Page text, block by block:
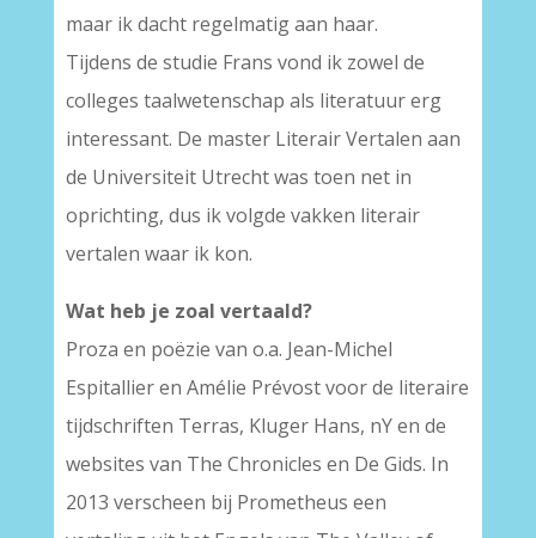
maar ik dacht regelmatig aan haar.
Tijdens de studie Frans vond ik zowel de
colleges taalwetenschap als literatuur erg
interessant. De master Literair Vertalen aan
de Universiteit Utrecht was toen net in
oprichting, dus ik volgde vakken literair
vertalen waar ik kon.
Wat heb je zoal vertaald?
Proza en poëzie van o.a. Jean-Michel
Espitallier en Amélie Prévost voor de literaire
tijdschriften Terras, Kluger Hans, nY en de
websites van The Chronicles en De Gids. In
2013 verscheen bij Prometheus een